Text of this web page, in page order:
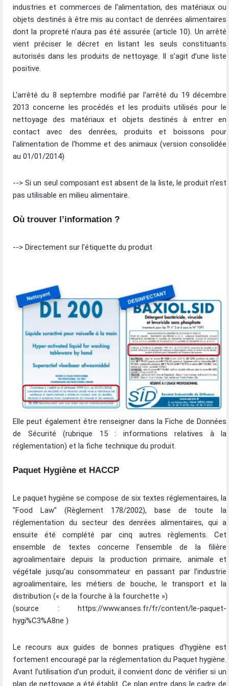
industries et commerces de l'alimentation, des matériaux ou
objets destinés à être mis au contact de denrées alimentaires
dont la propreté n'aura pas été assurée (article 10). Un arrêté
vient préciser le décret en listant les seuls constituants
autorisés dans les produits de nettoyage. Il s’agit d’une liste
positive.
L'arrêté du 8 septembre modifié par l'arrêté du 19 décembre
2013 concerne les procédés et les produits utilisés pour le
nettoyage des matériaux et objets destinés à entrer en
contact avec des denrées, produits et boissons pour
l'alimentation de l'homme et des animaux (version consolidée
au 01/01/2014)
--> Si un seul composant est absent de la liste, le produit n’est
pas utilisable en milieu alimentaire.
Où trouver l’information ?
--> Directement sur l’étiquette du produit
Elle peut également être renseigner dans la Fiche de Données
de Sécurité (rubrique 15 : informations relatives à la
réglementation) et la fiche technique du produit.
Paquet Hygiène et HACCP
Le paquet hygiène se compose de six textes réglementaires, la
"Food Law" (Règlement 178/2002), base de toute la
réglementation du secteur des denrées alimentaires, qui a
ensuite été complété par cinq autres règlements. Cet
ensemble de textes concerne l’ensemble de la filière
agroalimentaire depuis la production primaire, animale et
végétale jusqu’au consommateur en passant par l’industrie
agroalimentaire, les métiers de bouche, le transport et la
distribution (« de la fourche à la fourchette »)
(source : https://www.anses.fr/fr/content/le-paquet-
hygi%C3%A8ne )
Le recours aux guides de bonnes pratiques d’hygiène est
fortement encouragé par la réglementation du Paquet hygiène.
Avant l’utilisation d’un produit, il convient donc de vérifier si un
plan de nettoyage a été établit. Ce plan entre dans le cadre de